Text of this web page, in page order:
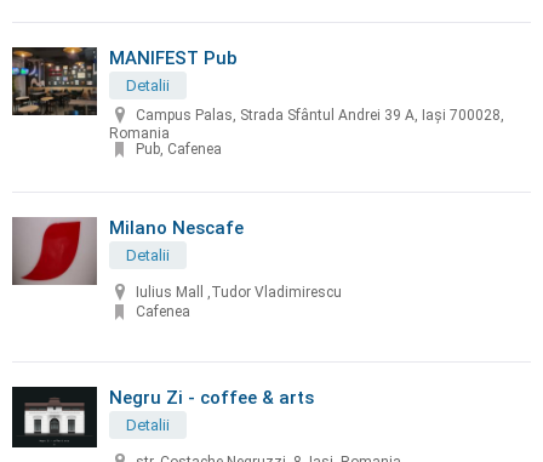
MANIFEST Pub
Detalii
Campus Palas, Strada Sfântul Andrei 39 A, Iași 700028,
Romania
Pub, Cafenea
Milano Nescafe
Detalii
Iulius Mall ,Tudor Vladimirescu
Cafenea
Negru Zi - coffee & arts
Detalii